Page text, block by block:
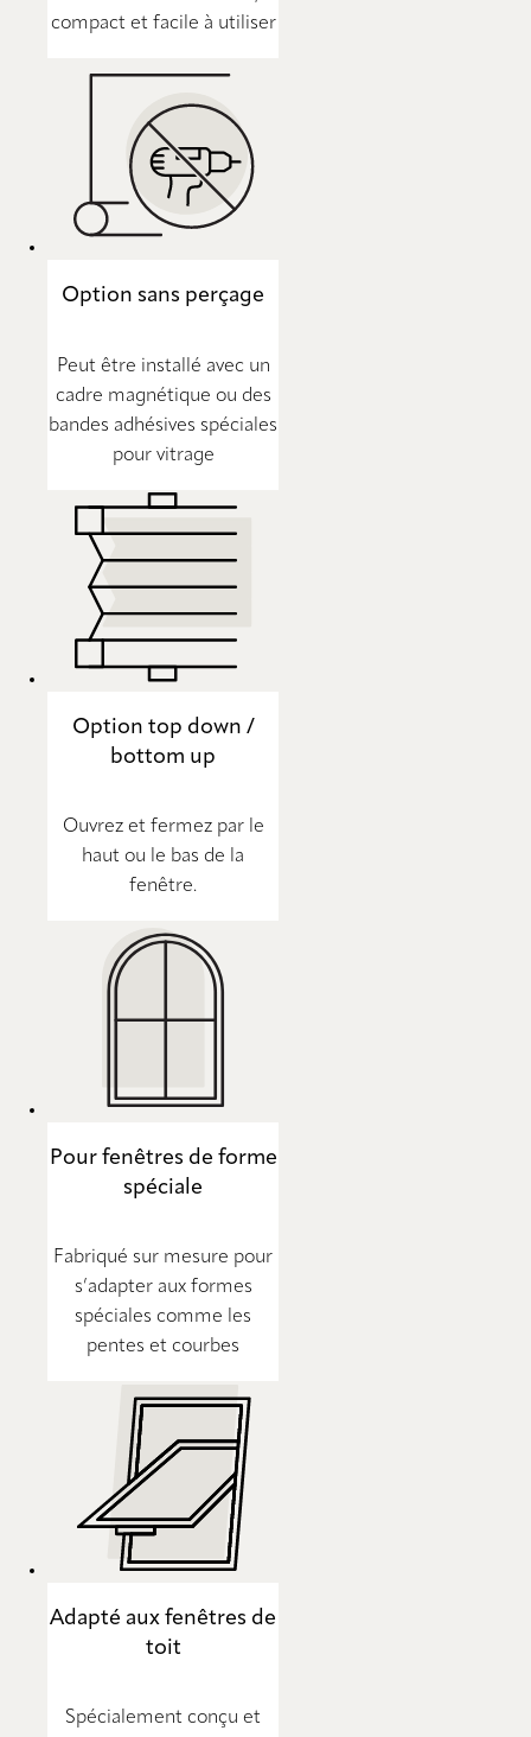
compact et facile à utiliser
Option sans perçage
Peut être installé avec un
cadre magnétique ou des
bandes adhésives spéciales
pour vitrage
Option top down /
bottom up
Ouvrez et fermez par le
haut ou le bas de la
fenêtre.
Pour fenêtres de forme
spéciale
Fabriqué sur mesure pour
s’adapter aux formes
spéciales comme les
pentes et courbes
Adapté aux fenêtres de
toit
Spécialement conçu et